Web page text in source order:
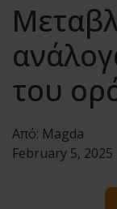
του
Από: Magda
February 5, 2025